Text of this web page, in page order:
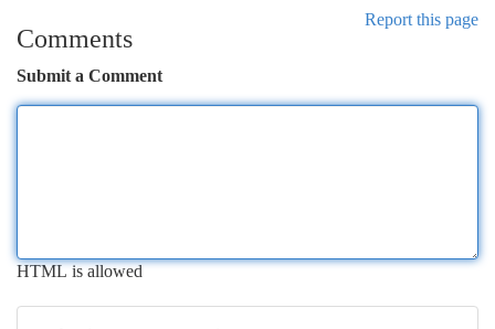
Report this page
Comments
Submit a Comment
HTML is allowed